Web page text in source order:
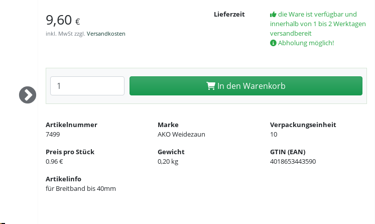
9,60 €
inkl. MwSt zzgl. Versandkosten
Lieferzeit
die Ware ist verfügbar und
innerhalb von 1 bis 2 Werktagen
versandbereit
Abholung möglich!
Anzahl eingeben In den Warenkorb
Artikelnummer
7499
Marke
AKO Weidezaun
Verpackungseinheit
10
Preis pro Stück
0.96 €
Gewicht
0,20 kg
GTIN (EAN)
4018653443590
Artikelinfo
für Breitband bis 40mm